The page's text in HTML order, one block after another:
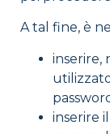
A tal fine, è
inserire,
inserire